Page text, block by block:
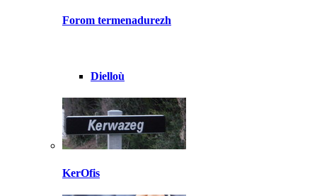
Forom termenadurezh
Dielloù
KerOfis